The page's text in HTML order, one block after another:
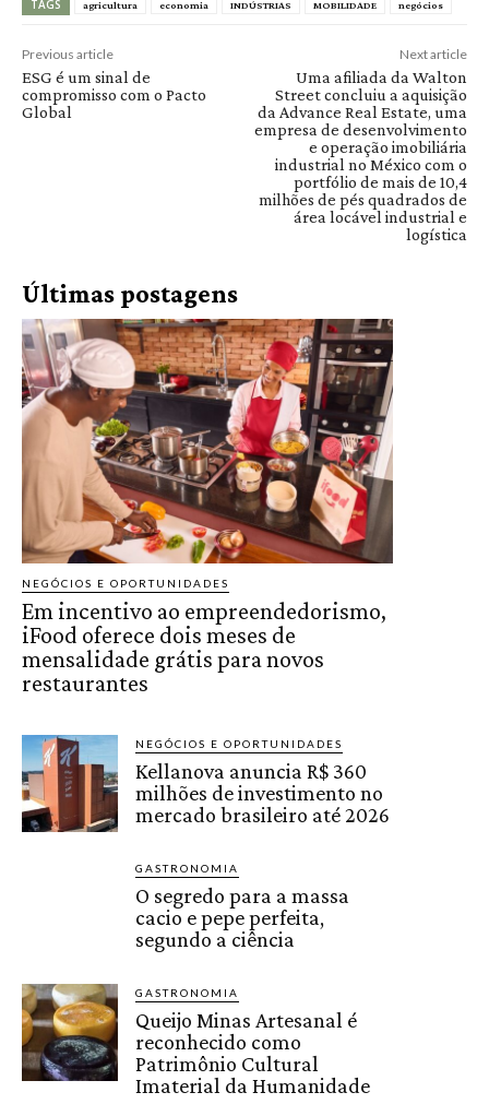
TAGS agricultura economia INDÚSTRIAS MOBILIDADE negócios
Previous article
ESG é um sinal de
compromisso com o Pacto
Global
Next article
Uma afiliada da Walton
Street concluiu a aquisição
da Advance Real Estate, uma
empresa de desenvolvimento
e operação imobiliária
industrial no México com o
portfólio de mais de 10,4
milhões de pés quadrados de
área locável industrial e
logística
Últimas postagens
NEGÓCIOS E OPORTUNIDADES
Em incentivo ao empreendedorismo,
iFood oferece dois meses de
mensalidade grátis para novos
restaurantes
NEGÓCIOS E OPORTUNIDADES
Kellanova anuncia R$ 360
milhões de investimento no
mercado brasileiro até 2026
GASTRONOMIA
O segredo para a massa
cacio e pepe perfeita,
segundo a ciência
GASTRONOMIA
Queijo Minas Artesanal é
reconhecido como
Patrimônio Cultural
Imaterial da Humanidade